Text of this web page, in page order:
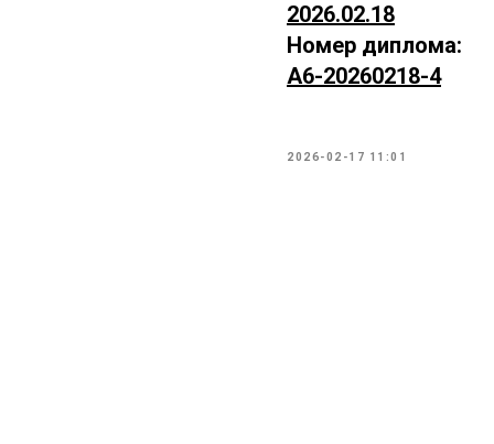
2026.02.18
Номер диплома:
А6-20260218-4
2026-02-17 11:01